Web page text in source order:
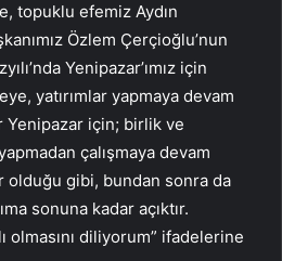
topuklu efemiz Aydın
Özlem Çerçioğlu’nun
Yenipazar’ımız için
yatırımlar yapmaya devam
Yenipazar için; birlik ve
çalışmaya devam
olduğu gibi, bundan sonra da
sonuna kadar açıktır.
olmasını diliyorum” ifadelerine